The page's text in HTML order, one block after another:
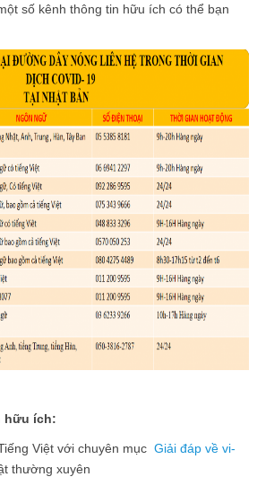
số kênh thông tin hữu ích có thể bạn
hữu ích:
Việt với chuyên mục Giải đáp về vi-
thường xuyên